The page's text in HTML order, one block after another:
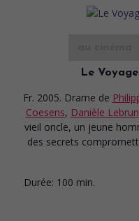
Le
Fr. 2005. Drame de
Coesens, Danièle Lebrun
vieil oncle, un jeune
des secrets
Durée: 100 min.